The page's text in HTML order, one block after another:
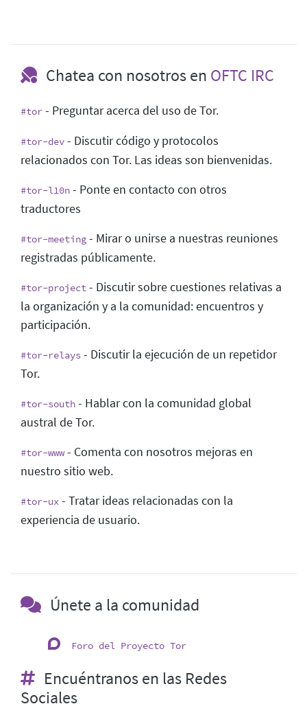
Chatea con nosotros en OFTC IRC
#tor - Preguntar acerca del uso de Tor.
#tor-dev - Discutir código y protocolos
relacionados con Tor. Las ideas son bienvenidas.
#tor-l10n - Ponte en contacto con otros
traductores
#tor-meeting - Mirar o unirse a nuestras reuniones
registradas públicamente.
#tor-project - Discutir sobre cuestiones relativas a
la organización y a la comunidad: encuentros y
participación.
#tor-relays - Discutir la ejecución de un repetidor
Tor.
#tor-south - Hablar con la comunidad global
austral de Tor.
#tor-www- Comenta con nosotros mejoras en
nuestro sitio web.
#tor-ux - Tratar ideas relacionadas con la
experiencia de usuario.
Únete a la comunidad
Foro del Proyecto Tor
Encuéntranos en las Redes
Sociales